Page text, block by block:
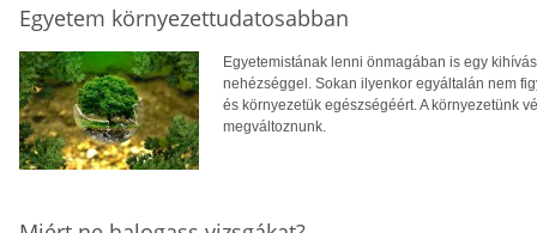
Egyetem környezettudatosabban
Egyetemistának lenni önmagában is egy
nehézséggel. Sokan ilyenkor egyáltalán nem
és környezetük egészségéért. A környezetünk
megváltoznunk.